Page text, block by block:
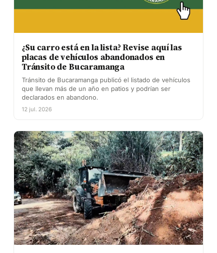
¿Su carro está en la lista? Revise aquí las
placas de vehículos abandonados en
Tránsito de Bucaramanga
Tránsito de Bucaramanga publicó el listado de vehículos
que llevan más de un año en patios y podrían ser
declarados en abandono.
12 jul. 2026